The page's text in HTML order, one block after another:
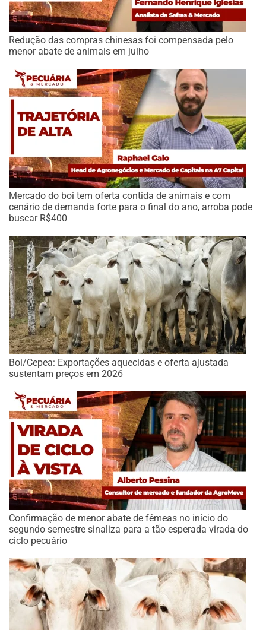
Redução das compras chinesas foi compensada pelo
menor abate de animais em julho
Mercado do boi tem oferta contida de animais e com
cenário de demanda forte para o final do ano, arroba pode
buscar R$400
Boi/Cepea: Exportações aquecidas e oferta ajustada
sustentam preços em 2026
Confirmação de menor abate de fêmeas no início do
segundo semestre sinaliza para a tão esperada virada do
ciclo pecuário